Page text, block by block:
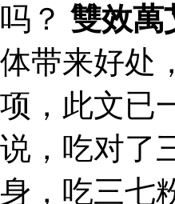
吗？ 雙效萬
体带来好处
项，此文已
说，吃对了
身，吃三七